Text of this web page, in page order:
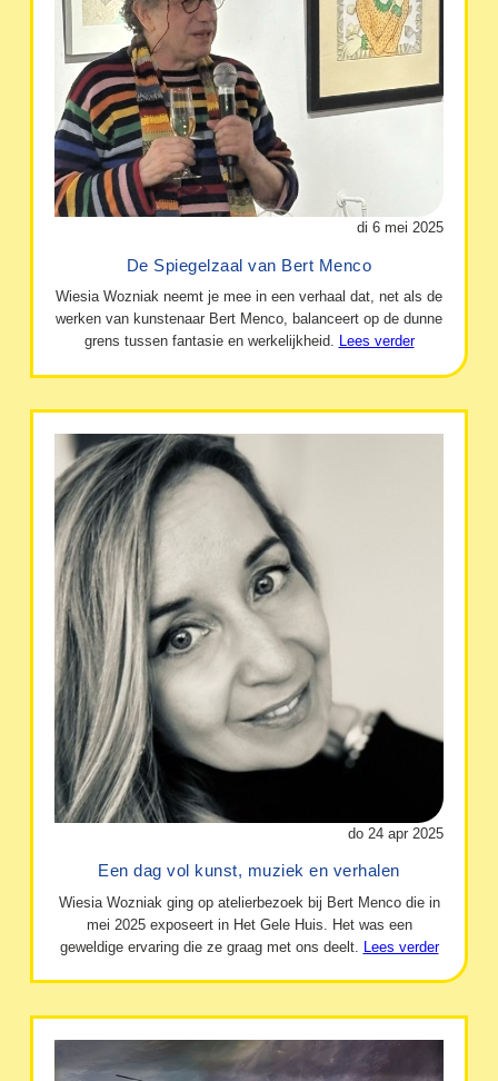
di 6 mei 2025
De Spiegelzaal van Bert Menco
Wiesia Wozniak neemt je mee in een verhaal dat, net als de
werken van kunstenaar Bert Menco, balanceert op de dunne
grens tussen fantasie en werkelijkheid. Lees verder
do 24 apr 2025
Een dag vol kunst, muziek en verhalen
Wiesia Wozniak ging op atelierbezoek bij Bert Menco die in
mei 2025 exposeert in Het Gele Huis. Het was een
geweldige ervaring die ze graag met ons deelt.
Lees verder